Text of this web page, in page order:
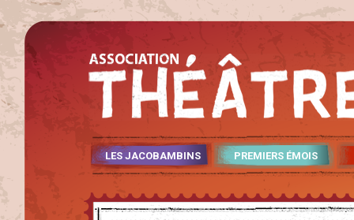
LES JACOBAMBINS PREMIERS ÉMOIS